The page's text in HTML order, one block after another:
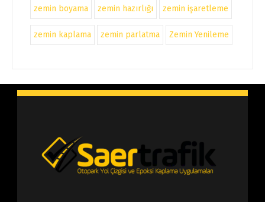
zemin boyama zemin hazırlığı zemin işaretleme
zemin kaplama zemin parlatma Zemin Yenileme